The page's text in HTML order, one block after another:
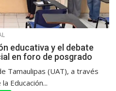
educativa y el debate
en foro de posgrado
Tamaulipas (UAT), a través
Educación...